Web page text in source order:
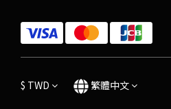
$ TWD 繁體中文